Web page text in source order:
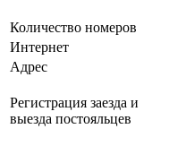
Количество номеров
Интернет
Адрес
Регистрация заезда и
выезда постояльцев